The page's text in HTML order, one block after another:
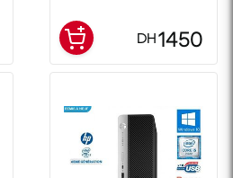
جيجابايت DDR4 - سعة
SSD - مجدد
1450
DH